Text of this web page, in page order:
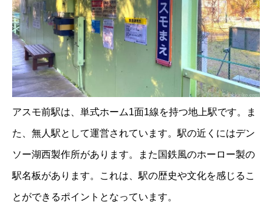
アスモ前駅は、単式ホーム1面1線を持つ地上駅です。ま
た、無人駅として運営されています。駅の近くにはデン
ソー湖西製作所があります。また国鉄風のホーロー製の
駅名板があります。これは、駅の歴史や文化を感じるこ
とができるポイントとなっています。